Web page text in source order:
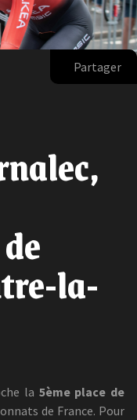
Partager
la-
la 5ème place de
de France. Pour